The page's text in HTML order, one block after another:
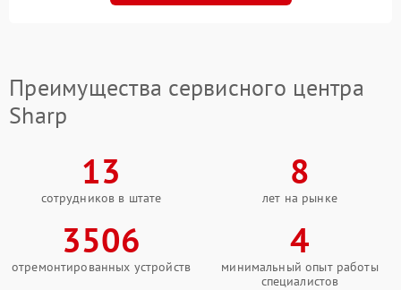
Преимущества сервисного центра
Sharp
13
сотрудников в штате
8
лет на рынке
3506
отремонтированных устройств
4
минимальный опыт работы
специалистов